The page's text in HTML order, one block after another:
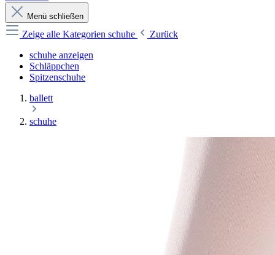
Menü schließen
Zeige alle Kategorien schuhe
Zurück
schuhe anzeigen
Schläppchen
Spitzenschuhe
ballett
schuhe